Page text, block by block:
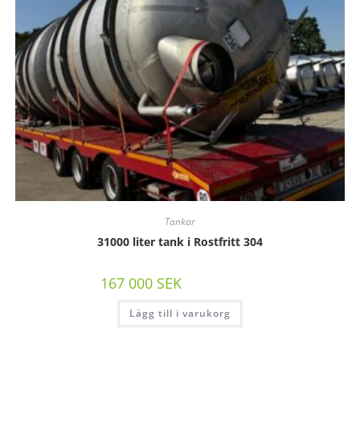
Tankar
31000 liter tank i Rostfritt 304
167 000 SEK
Lägg till i varukorg